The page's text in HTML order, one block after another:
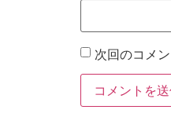
次回のコメ